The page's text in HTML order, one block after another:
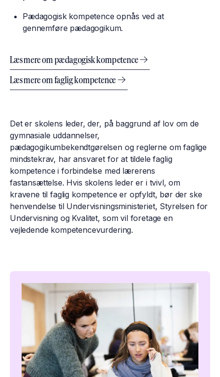
Pædagogisk kompetence opnås ved at
gennemføre pædagog​ikum​.
Læs mere om pædagogisk kompetence
Læs mere om faglig kompetence
Det er skolens leder, der, på baggrund af lov om de
gymnasiale uddannelser,
pædagogikumbekendtgørelsen og reglerne om faglige
mindstekrav, har ansvaret for at tildele faglig
kompetence i forbindelse med lærerens
fastansættelse. Hvis skolens leder er i tvivl, om
kravene til faglig kompetence er opfyldt, bør der ske
henvendelse til Undervisningsministeriet, Styrelsen for
Undervisning og Kvalitet, som vil foretage en
vejledende kompetencevurdering.​​​
Læs mere